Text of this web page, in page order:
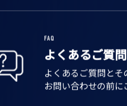
よくあるご質問
よくあるご質問とそ
お問い合わせの前に